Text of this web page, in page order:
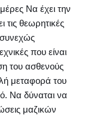
Να έχει την
τις θεωρητικές
συνεχώς
που είναι
του ασθενούς
μεταφορά του
Να δύναται να
μαζικών